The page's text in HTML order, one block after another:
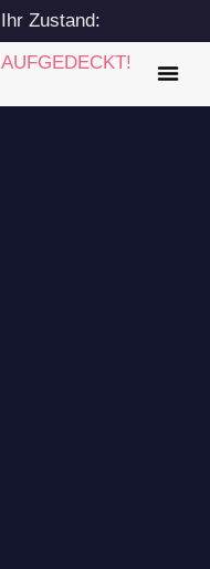
Ihr Zustand:
AUFGEDECKT!